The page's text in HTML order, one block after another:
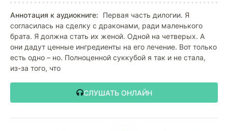
Аннотация к аудиокниге:
Первая часть дилогии. Я
согласилась на сделку с драконами, ради маленького
брата. Я должна стать их женой. Одной на четверых. А
они дадут ценные ингредиенты на его лечение. Вот только
есть одно – но. Полноценной суккубой я так и не стала,
из-за того, что
СЛУШАТЬ ОНЛАЙН